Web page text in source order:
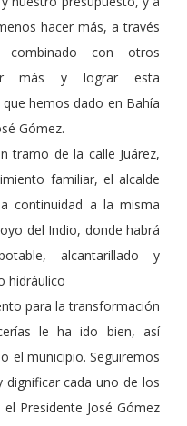
hacer más, a través
con otros
más y lograr esta
hemos dado en Bahía
Gómez.
tramo de la calle Juárez,
familiar, el alcalde
continuidad a la misma
del Indio, donde habrá
alcantarillado y
hidráulico
para la transformación
le ha ido bien, así
el municipio. Seguiremos
cada uno de los
Presidente José Gómez